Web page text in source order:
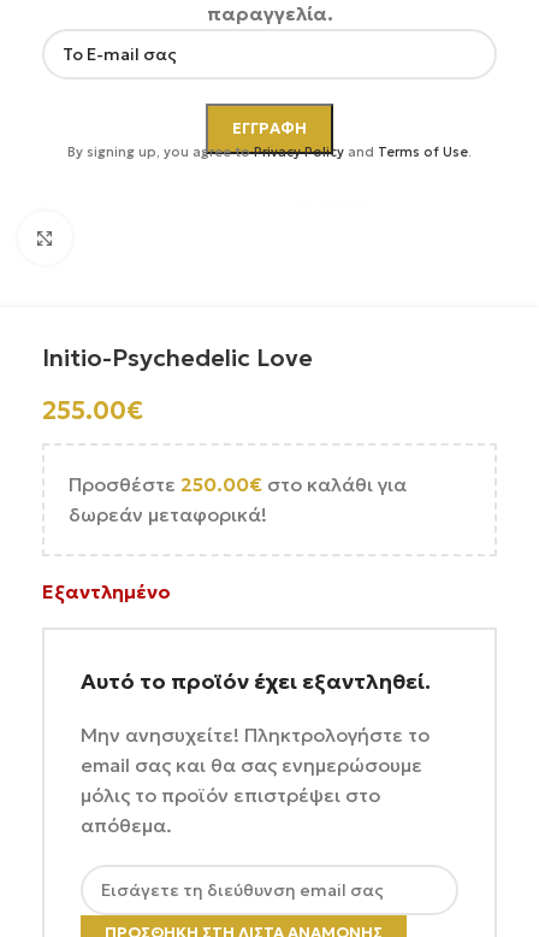
παραγγελία.
By signing up, you agree toPrivacy Policy and Terms of Use.
Initio-Psychedelic Love
255.00€
Προσθέστε 250.00€ στο καλάθι για
δωρεάν μεταφορικά!
Εξαντλημένο
Αυτό το προϊόν έχει εξαντληθεί.
Μην ανησυχείτε! Πληκτρολογήστε το
email σας και θα σας ενημερώσουμε
μόλις το προϊόν επιστρέψει στο
απόθεμα.
ΠΡΟΣΘΉΚΗ ΣΤΗ ΛΊΣΤΑ ΑΝΑΜΟΝΉΣ